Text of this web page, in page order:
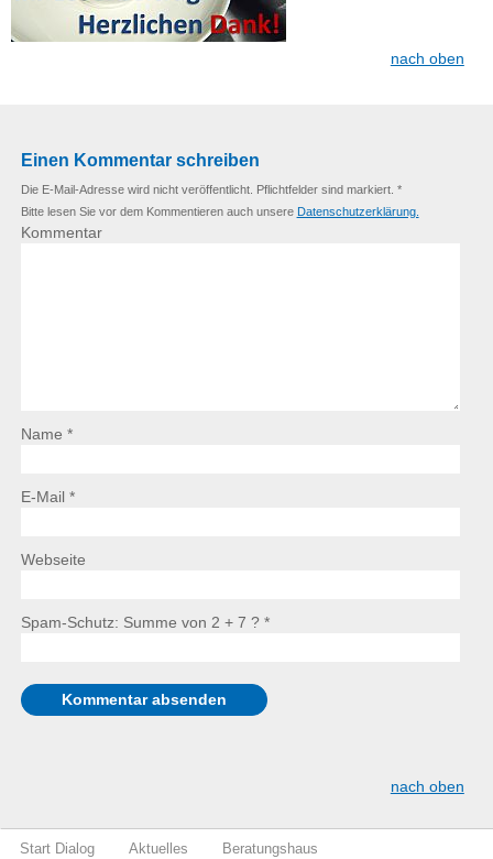
nach oben
Einen Kommentar schreiben
Die E-Mail-Adresse wird nicht veröffentlicht. Pflichtfelder sind markiert. *
Bitte lesen Sie vor dem Kommentieren auch unsere Datenschutzerklärung.
Kommentar
Name *
E-Mail *
Webseite
Spam-Schutz: Summe von 2 + 7 ? *
nach oben
Start Dialog Aktuelles Beratungshaus